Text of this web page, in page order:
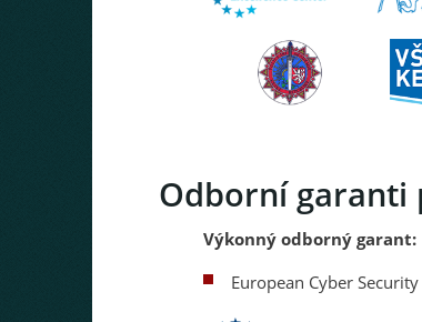
Odborní garanti
Výkonný odborný garant:
European Cyber Security